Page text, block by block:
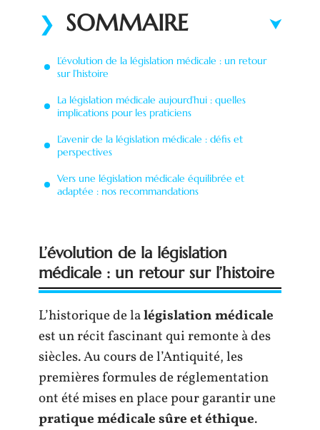
SOMMAIRE
L’évolution de la législation médicale : un retour
sur l’histoire
La législation médicale aujourd’hui : quelles
implications pour les praticiens
L’avenir de la législation médicale : défis et
perspectives
Vers une législation médicale équilibrée et
adaptée : nos recommandations
L’évolution de la législation
médicale : un retour sur l’histoire
L’historique de lalégislation médicale
est un récit fascinant qui remonte à des
siècles. Au cours de l’Antiquité, les
premières formules de réglementation
ont été mises en place pour garantir une
pratique médicale sûre et éthique.